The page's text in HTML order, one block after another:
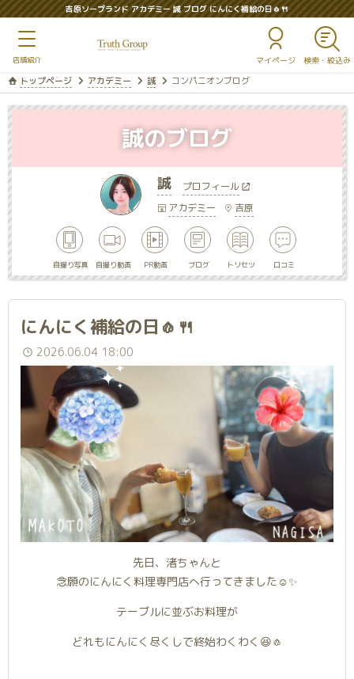
吉原ソープランド アカデミー 誠 ブログ にんにく補給の日🧄🍴
マイページ
トップページ アカデミー 誠 コンパニオンブログ
誠
プロフィール
アカデミー
吉原
自撮り写真 自撮り動画 PR動画 ブログ トリセツ 口コミ
誠のブログ
にんにく補給の日🧄🍴
2026.06.04 18:00
先日、渚ちゃんと
念願のにんにく料理専門店へ行ってきました☺️✨
テーブルに並ぶお料理が
どれもにんにく尽くしで終始わくわく😆🧄